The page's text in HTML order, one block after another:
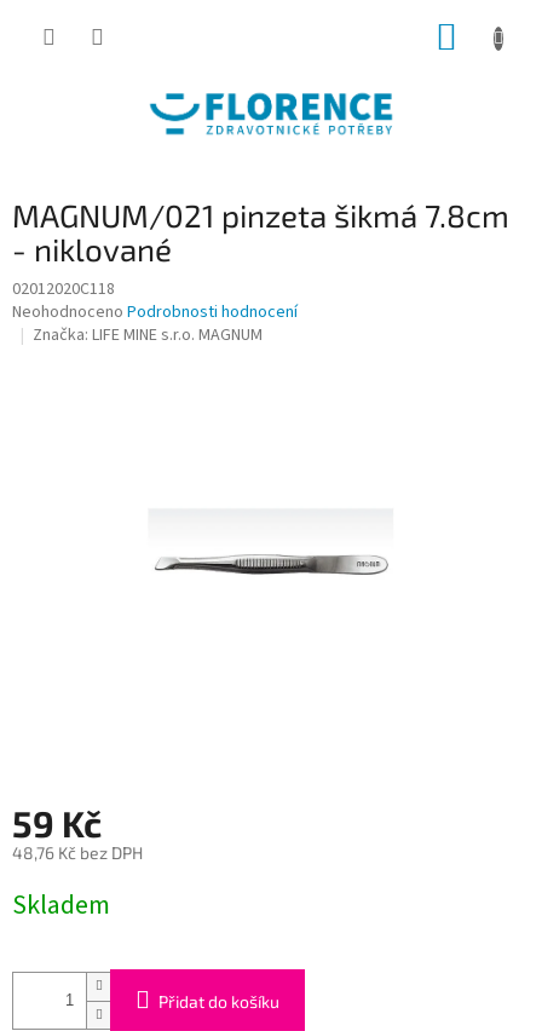
MAGNUM/021 pinzeta šikmá 7.8cm
- niklované
02012020C118
Průměrné
hodnocení
Neohodnoceno Podrobnosti hodnocení
Značka: LIFE MINE s.r.o. MAGNUM
59 Kč
48,76 Kč bez DPH
cena:
Skladem
Přidat do košíku